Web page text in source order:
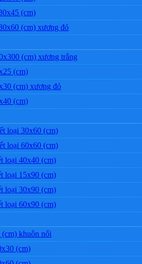
(cm)
(cm) xương đỏ
(cm) xương trắng
(cm)
(cm) xương đỏ
(cm)
loại 30x60 (cm)
loại 60x60 (cm)
loại 40x40 (cm)
loại 15x90 (cm)
loại 30x90 (cm)
loại 60x90 (cm)
khuôn nổi
(cm)